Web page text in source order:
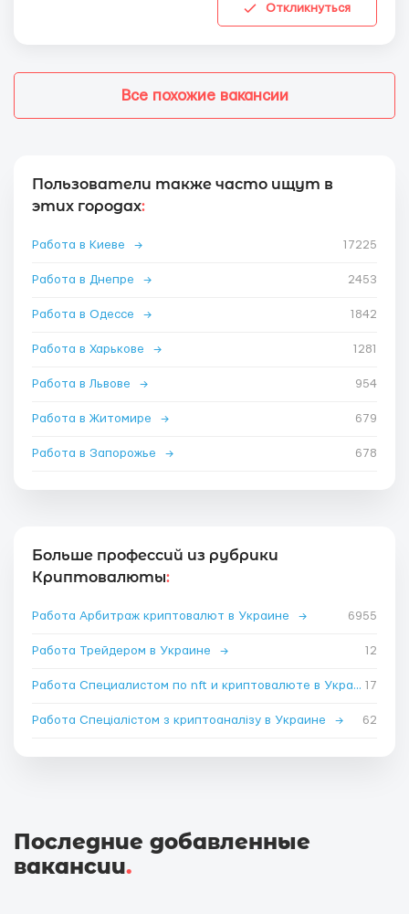
Откликнуться
Все похожие вакансии
Пользователи также часто ищут в
этих городах:
Работа в Киеве → 17225
Работа в Днепре → 2453
Работа в Одессе → 1842
Работа в Харькове → 1281
Работа в Львове → 954
Работа в Житомире → 679
Работа в Запорожье → 678
Больше профессий из рубрики
Криптовалюты:
Работа Арбитраж криптовалют в Украине → 6955
Работа Трейдером в Украине → 12
Работа Специалистом по nft и криптовалюте в Украине 17
Работа Спеціалістом з криптоаналізу в Украине → 62
Последние добавленные
вакансии.